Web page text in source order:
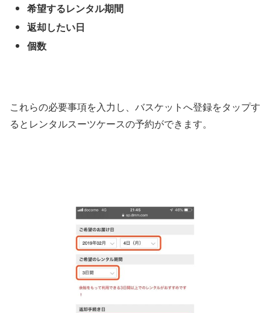
希望するレンタル期間
返却したい日
個数
これらの必要事項を入力し、バスケットへ登録をタップす
るとレンタルスーツケースの予約ができます。